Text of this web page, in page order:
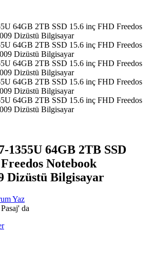
1355U 64GB 2TB SSD
Notebook
Dizüstü Bilgisayar
Yaz
da